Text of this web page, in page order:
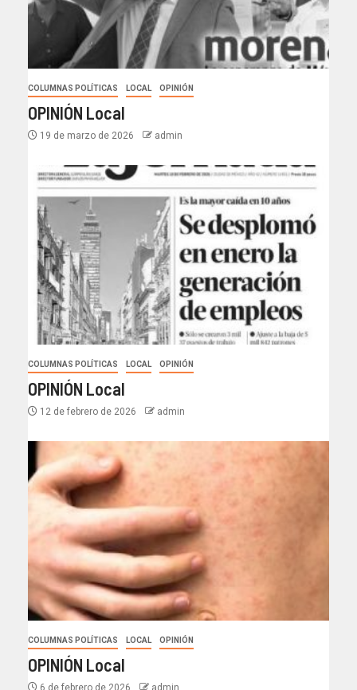
COLUMNAS POLÍTICAS LOCAL OPINIÓN
OPINIÓN Local
19 de marzo de 2026 admin
COLUMNAS POLÍTICAS LOCAL OPINIÓN
OPINIÓN Local
12 de febrero de 2026 admin
COLUMNAS POLÍTICAS LOCAL OPINIÓN
OPINIÓN Local
6 de febrero de 2026 admin